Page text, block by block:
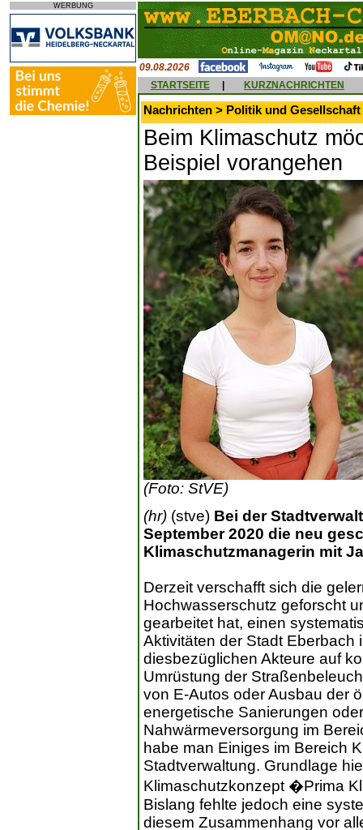
WERBUNG
09.08.2026
STARTSEITE
KURZNACHRICHTEN
Nachrichten > Politik und Gesellschaft
Beim Klimaschutz
Beispiel vorangehen
(Foto: StVE)
(hr) (stve) Bei der
September 2020 die neu
Klimaschutzmanagerin mit
Derzeit verschafft sich die
Hochwasserschutz geforscht
gearbeitet hat, einen
Aktivitäten der Stadt
diesbezüglichen Akteure auf
Umrüstung der
von E-Autos oder Ausbau der
energetische Sanierungen
Nahwärmeversorgung im
habe man Einiges im Bereich
Stadtverwaltung. Grundlage
Klimaschutzkonzept �Prima
Bislang fehlte jedoch eine
diesem Zusammenhang vor